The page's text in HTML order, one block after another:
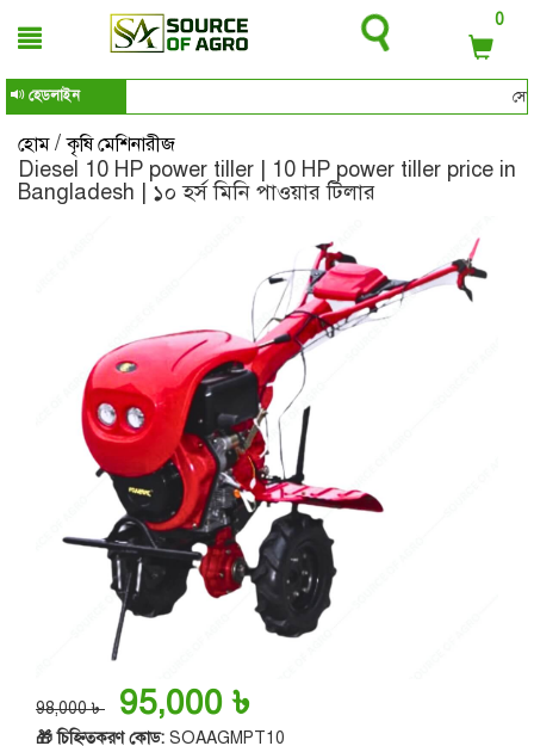
0
হেডলাইন সোর্স
হোম /কৃষি মেশিনারীজ
Diesel 10 HP power tiller | 10 HP power tiller price in
Bangladesh | ১০ হর্স মিনি পাওয়ার টিলার
98,000 ৳ 95,000 ৳
🎁 চিহ্নিতকরণ কোড: SOAAGMPT10